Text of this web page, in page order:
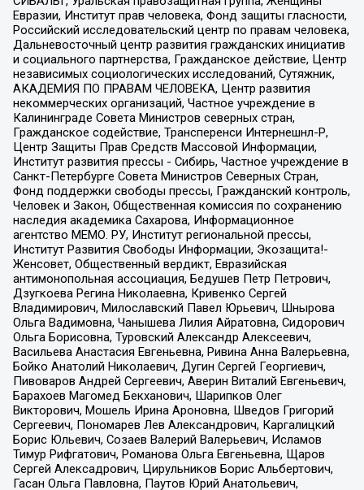
Евразии, Институт прав человека, Фонд защиты гласности,
Российский исследовательский центр по правам человека,
Дальневосточный центр развития гражданских инициатив
и социального партнерства, Гражданское действие, Центр
независимых социологических исследований, Сутяжник,
АКАДЕМИЯ ПО ПРАВАМ ЧЕЛОВЕКА, Центр развития
некоммерческих организаций, Частное учреждение в
Калининграде Совета Министров северных стран,
Гражданское содействие, Трансперенси Интернешнл-Р,
Центр Защиты Прав Средств Массовой Информации,
Институт развития прессы - Сибирь, Частное учреждение в
Санкт-Петербурге Совета Министров Северных Стран,
Фонд поддержки свободы прессы, Гражданский контроль,
Человек и Закон, Общественная комиссия по сохранению
наследия академика Сахарова, Информационное
агентство МЕМО. РУ, Институт региональной прессы,
Институт Развития Свободы Информации, Экозащита!-
Женсовет, Общественный вердикт, Евразийская
антимонопольная ассоциация, Бедушев Петр Петрович,
Дзугкоева Регина Николаевна, Кривенко Сергей
Владимирович, Милославский Павел Юрьевич, Шнырова
Ольга Вадимовна, Чанышева Лилия Айратовна, Сидорович
Ольга Борисовна, Туровский Александр Алексеевич,
Васильева Анастасия Евгеньевна, Ривина Анна Валерьевна,
Бойко Анатолий Николаевич, Дугин Сергей Георгиевич,
Пивоваров Андрей Сергеевич, Аверин Виталий Евгеньевич,
Барахоев Магомед Бекханович, Шарипков Олег
Викторович, Мошель Ирина Ароновна, Шведов Григорий
Сергеевич, Пономарев Лев Александрович, Каргалицкий
Борис Юльевич, Созаев Валерий Валерьевич, Исламов
Тимур Рифгатович, Романова Ольга Евгеньевна, Щаров
Сергей Алексадрович, Цирульников Борис Альбертович,
Гасан Ольга Павловна, Паутов Юрий Анатольевич,